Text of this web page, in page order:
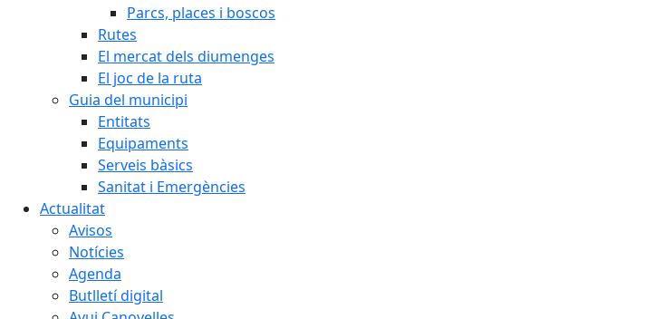
Parcs, places i boscos
Rutes
El mercat dels diumenges
El joc de la ruta
Guia del municipi
Entitats
Equipaments
Serveis bàsics
Sanitat i Emergències
Actualitat
Avisos
Notícies
Agenda
Butlletí digital